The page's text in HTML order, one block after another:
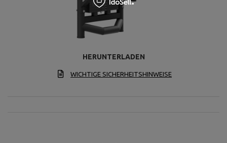
HERUNTERLADEN
WICHTIGE SICHERHEITSHINWEISE